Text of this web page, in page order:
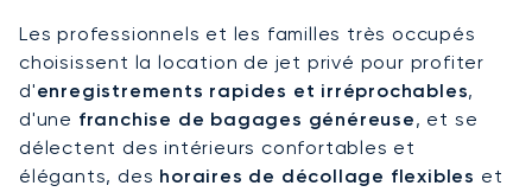
Les professionnels et les familles très occupés
choisissent la location de jet privé pour profiter
d'enregistrements rapides et irréprochables,
d'une franchise de bagages généreuse, et se
délectent des intérieurs confortables et
élégants, des horaires de décollage flexibles et